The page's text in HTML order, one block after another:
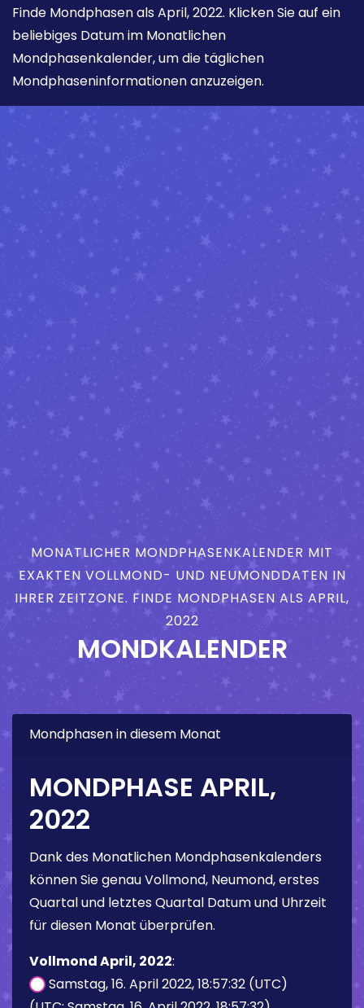
Finde Mondphasen als April, 2022. Klicken Sie auf ein
beliebiges Datum im Monatlichen
Mondphasenkalender, um die täglichen
Mondphaseninformationen anzuzeigen.
MONATLICHER MONDPHASENKALENDER MIT
EXAKTEN VOLLMOND- UND NEUMONDDATEN IN
IHRER ZEITZONE. FINDE MONDPHASEN ALS APRIL,
2022
MONDKALENDER
Mondphasen in diesem Monat
MONDPHASE APRIL,
2022
Dank des Monatlichen Mondphasenkalenders
können Sie genau Vollmond, Neumond, erstes
Quartal und letztes Quartal Datum und Uhrzeit
für diesen Monat überprüfen.
Vollmond April, 2022:
Samstag, 16. April 2022, 18:57:32 (UTC)